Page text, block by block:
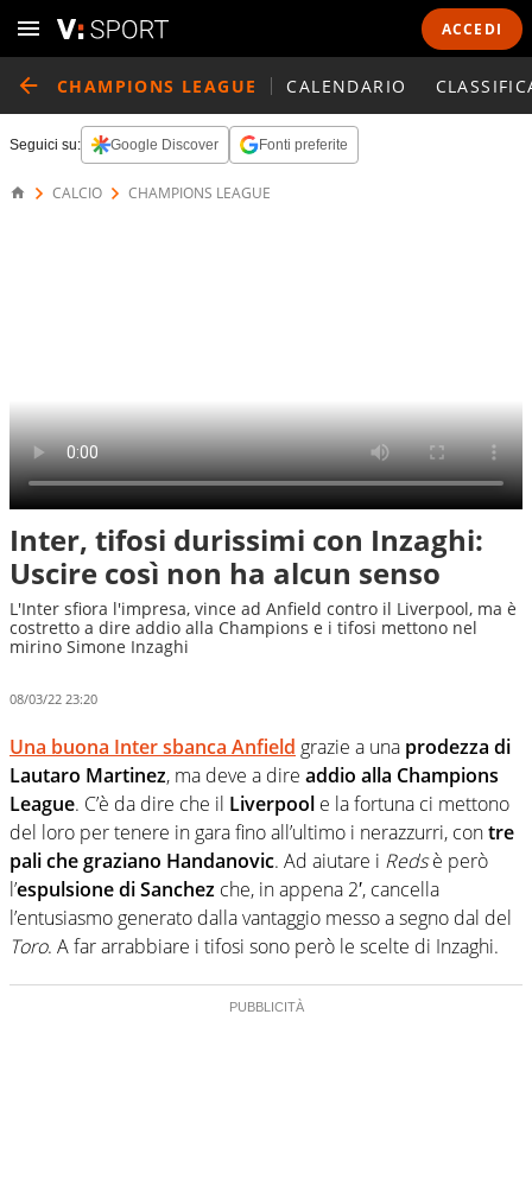
ACCEDI
CHAMPIONS LEAGUE CALENDARIO
Seguici su: Google Discover Fonti preferite
CALCIO CHAMPIONS LEAGUE
Inter, tifosi durissimi con Inzaghi:
Uscire così non ha alcun senso
L'Inter sfiora l'impresa, vince ad Anfield contro il Liverpool, ma è
costretto a dire addio alla Champions e i tifosi mettono nel
mirino Simone Inzaghi
08/03/22 23:20
Una buona Inter sbanca Anfield grazie a una prodezza di
Lautaro Martinez, ma deve a dire addio alla Champions
League. C’è da dire che il Liverpool e la fortuna ci mettono
del loro per tenere in gara fino all’ultimo i nerazzurri, contre
pali che graziano Handanovic. Ad aiutare i Redsè però
l’espulsione di Sanchez che, in appena 2′, cancella
l’entusiasmo generato dalla vantaggio messo a segno dal del
Toro. A far arrabbiare i tifosi sono però le scelte di Inzaghi.